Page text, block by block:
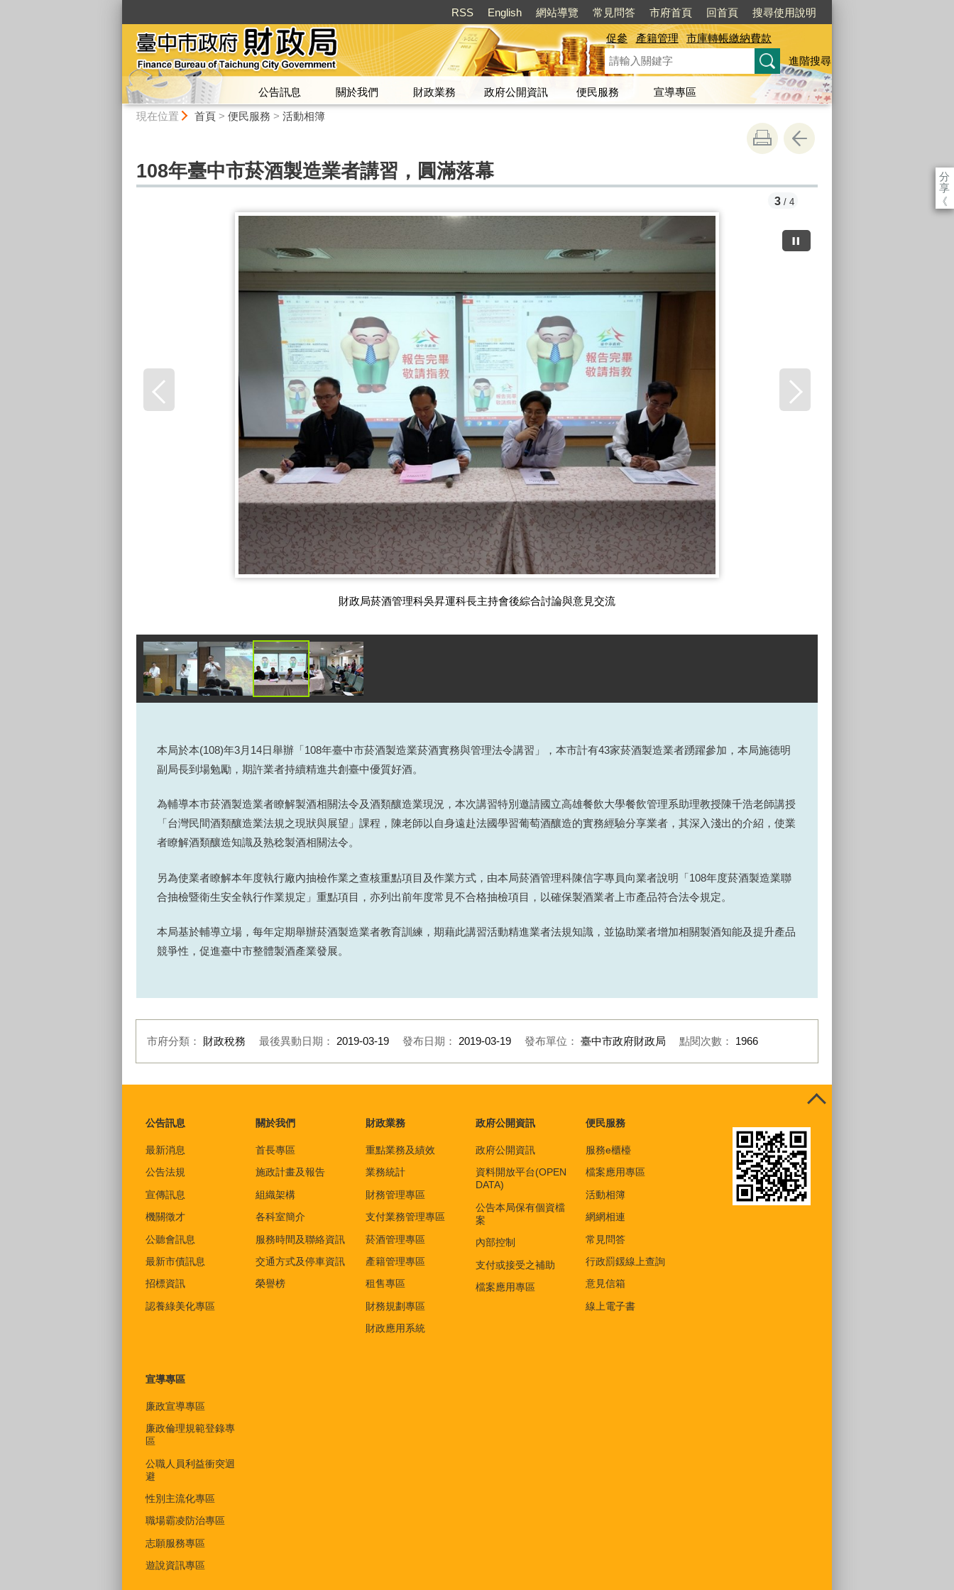
RSS English 網站導覽 常見問答 市府首頁 回首頁 搜尋使用說明
促參 產籍管理
市庫轉帳繳納費款
進階搜尋
公告訊息 關於我們 財政業務 政府公開資訊 便民服務
宣導專區
現在位置 首頁> 便民服務 > 活動相簿
分
享
《
108年臺中市菸酒製造業者講習，圓滿落幕
財政局菸酒管理科吳昇運科長主持會後綜合討論與意見交流
3 / 4
本局於本(108)年3月14日舉辦「108年臺中市菸酒製造業菸酒實務與管理法令講習」，本市計有43家菸酒製造業者踴躍參加，本局施德明
副局長到場勉勵，期許業者持續精進共創臺中優質好酒。
為輔導本市菸酒製造業者瞭解製酒相關法令及酒類釀造業現況，本次講習特別邀請國立高雄餐飲大學餐飲管理系助理教授陳千浩老師講授
「台灣民間酒類釀造業法規之現狀與展望」課程，陳老師以自身遠赴法國學習葡萄酒釀造的實務經驗分享業者，其深入淺出的介紹，使業
者瞭解酒類釀造知識及熟稔製酒相關法令。
另為使業者瞭解本年度執行廠內抽檢作業之查核重點項目及作業方式，由本局菸酒管理科陳信字專員向業者說明「108年度菸酒製造業聯
合抽檢暨衛生安全執行作業規定」重點項目，亦列出前年度常見不合格抽檢項目，以確保製酒業者上市產品符合法令規定。
本局基於輔導立場，每年定期舉辦菸酒製造業者教育訓練，期藉此講習活動精進業者法規知識，並協助業者增加相關製酒知能及提升產品
競爭性，促進臺中市整體製酒產業發展。
市府分類： 財政稅務 最後異動日期： 2019-03-19 發布日期： 2019-03-19 發布單位： 臺中市政府財政局 點閱次數： 1966
公告訊息
最新消息
公告法規
宣傳訊息
機關徵才
公聽會訊息
最新市債訊息
招標資訊
認養綠美化專區
關於我們
首長專區
施政計畫及報告
組織架構
各科室簡介
服務時間及聯絡資訊
交通方式及停車資訊
榮譽榜
財政業務
重點業務及績效
業務統計
財務管理專區
支付業務管理專區
菸酒管理專區
產籍管理專區
租售專區
財務規劃專區
財政應用系統
政府公開資訊
政府公開資訊
資料開放平台(OPEN
DATA)
公告本局保有個資檔
案
內部控制
支付或接受之補助
檔案應用專區
便民服務
服務e櫃檯
檔案應用專區
活動相簿
網網相連
常見問答
行政罰鍰線上查詢
意見信箱
線上電子書
宣導專區
廉政宣導專區
廉政倫理規範登錄專
區
公職人員利益衝突迴
避
性別主流化專區
職場霸凌防治專區
志願服務專區
遊說資訊專區